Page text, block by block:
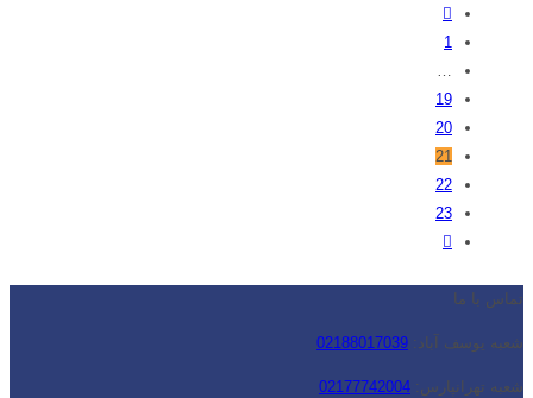
1
…
19
20
21
22
23
تماس با ما
شعبه یوسف آباد: 02188017039
شعبه تهرانپارس: 02177742004